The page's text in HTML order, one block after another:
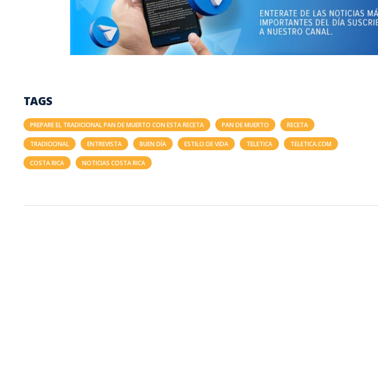
TAGS
PREPARE EL TRADICIONAL PAN DE MUERTO CON ESTA RECETA PAN DE MUERTO RECETA
TRADICIONAL ENTREVISTA BUEN DÍA ESTILO DE VIDA TELETICA TELETICA.COM
COSTA RICA NOTICIAS COSTA RICA